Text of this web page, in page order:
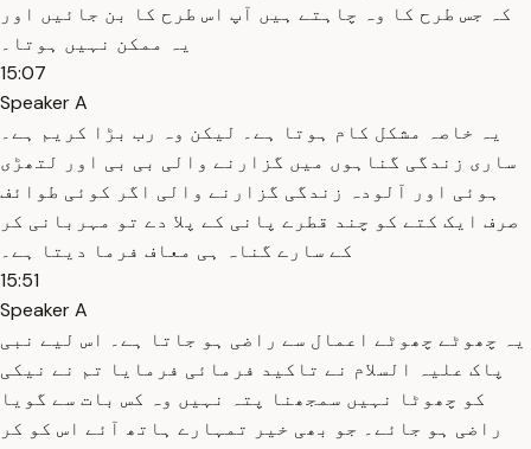
کہ جس طرح کا وہ چاہتے ہیں آپ اس طرح کا بن جائیں اور
یہ ممکن نہیں ہوتا۔
15:07
Speaker A
یہ خاصہ مشکل کام ہوتا ہے۔ لیکن وہ رب بڑا کریم ہے۔
ساری زندگی گناہوں میں گزارنے والی بی بی اور لتھڑی
ہوئی اور آلودہ زندگی گزارنے والی اگر کوئی طوائف
صرف ایک کتے کو چند قطرے پانی کے پلا دے تو مہربانی کر
کے سارے گناہ ہی معاف فرما دیتا ہے۔
15:51
Speaker A
یہ چھوٹے چھوٹے اعمال سے راضی ہو جاتا ہے۔ اس لیے نبی
پاک علیہ السلام نے تاکید فرمائی فرمایا تم نے نیکی
کو چھوٹا نہیں سمجھنا پتہ نہیں وہ کس بات سے گویا
راضی ہو جائے۔ جو بھی خیر تمہارے ہاتھ آئے اس کو کر